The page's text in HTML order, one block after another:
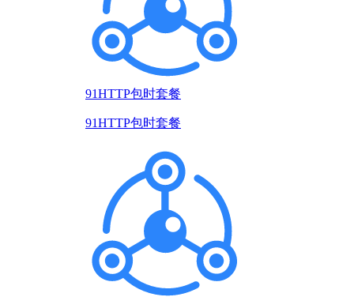
91HTTP包时套餐
91HTTP包时套餐